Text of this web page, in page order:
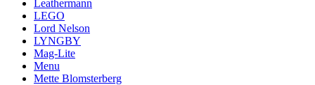
Leathermann
LEGO
Lord Nelson
LYNGBY
Mag-Lite
Menu
Mette Blomsterberg